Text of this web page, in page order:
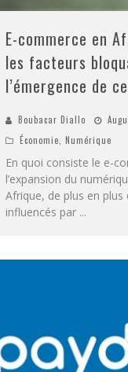
E-commerce en
les facteurs
l’émergence de
Boubacar Diallo
Économie ,Numérique
En quoi consiste le e-
l’expansion du
Afrique, de plus en
influencés par ...